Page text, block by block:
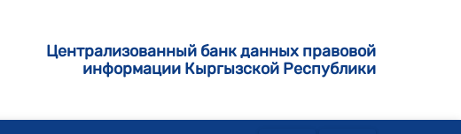
Централизованный банк данных правовой
информации Кыргызской Республики